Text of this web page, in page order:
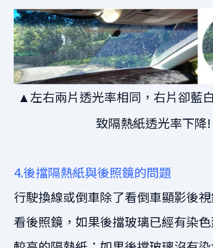
▲ 左右兩片透光率相同，右片卻藍
致隔熱紙透光率下降!
4.後擋隔熱紙與後照鏡的問題
行駛換線或倒車除了看倒車顯影後
看後照鏡，如果後擋玻璃已經有染